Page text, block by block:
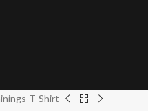
T-Shirt